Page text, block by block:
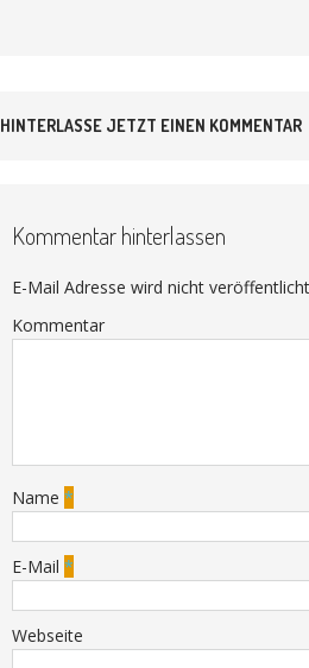
HINTERLASSE JETZT EINEN KOMMENTAR
Kommentar hinterlassen
E-Mail Adresse wird nicht
Kommentar
Name *
E-Mail *
Webseite